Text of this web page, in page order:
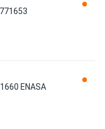
ENASA